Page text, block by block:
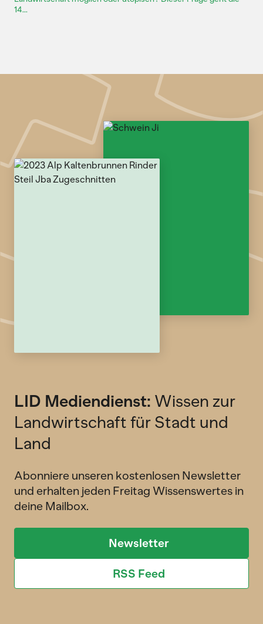
14...
LID Mediendienst: Wissen zur
Landwirtschaft für Stadt und
Land
Abonniere unseren kostenlosen Newsletter
und erhalten jeden Freitag Wissenswertes in
deine Mailbox.
Newsletter
RSS Feed